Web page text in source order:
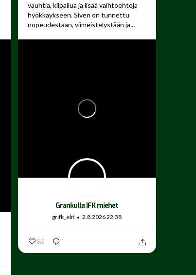
vauhtia, kilpailua ja lisää vaihtoehtoja
hyökkäykseen. Siven on tunnettu
nopeudestaan, viimeistelystään ja...
Grankulla IFK miehet
grifk_elit 2.8.2026 22:38
83 1